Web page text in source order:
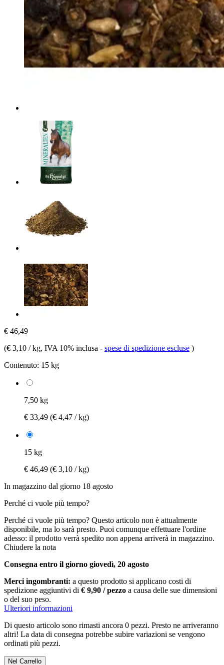
€ 46,49
(€ 3,10 / kg, IVA 10% inclusa - spese di spedizione escluse )
Contenuto: 15 kg
7,50 kg
€ 33,49 (€ 4,47 / kg)
15 kg
€ 46,49 (€ 3,10 / kg)
In magazzino dal giorno 18 agosto
Perché ci vuole più tempo?
Perché ci vuole più tempo? Questo articolo non è attualmente
disponibile, ma lo sarà presto. Puoi comunque effettuare l'ordine
adesso: il prodotto verrà spedito non appena arriverà in magazzino.
Chiudere la nota
Consegna entro il giorno giovedì, 20 agosto
Merci ingombranti: a questo prodotto si applicano costi di
spedizione aggiuntivi di € 9,90 / pezzo a causa delle sue dimensioni
o del suo peso.
Ulteriori informazioni
Di questo articolo sono rimasti ancora 0 pezzi. Presto ne arriveranno
altri! La data di consegna potrebbe subire variazioni se vengono
ordinati più pezzi.
Nel Carrello